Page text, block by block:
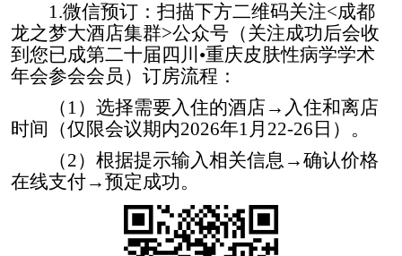
1.微信预订：扫描下方二维码关注<成都
龙之梦大酒店集群>公众号（关注成功后会收
到您已成第二十届四川•重庆皮肤性病学学术
年会参会会员）订房流程：
（ 1）选择需要入住的酒店 →入住和离店
时间（仅限会议期内2026年1月 22-26 日）。
（2）根据提示输入相关信息 →确认价格
在线支付→预定成功。